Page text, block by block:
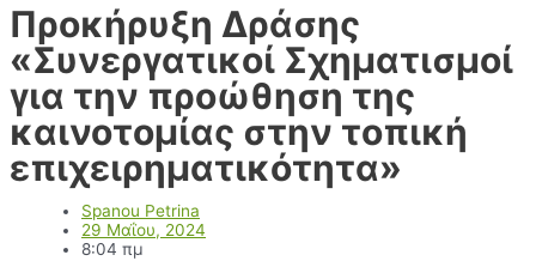
Προκήρυξη Δράσης
«Συνεργατικοί Σχηματισμοί
για την προώθηση της
καινοτομίας στην τοπική
επιχειρηματικότητα»
Spanou Petrina
29 Μαΐου, 2024
8:04 πμ